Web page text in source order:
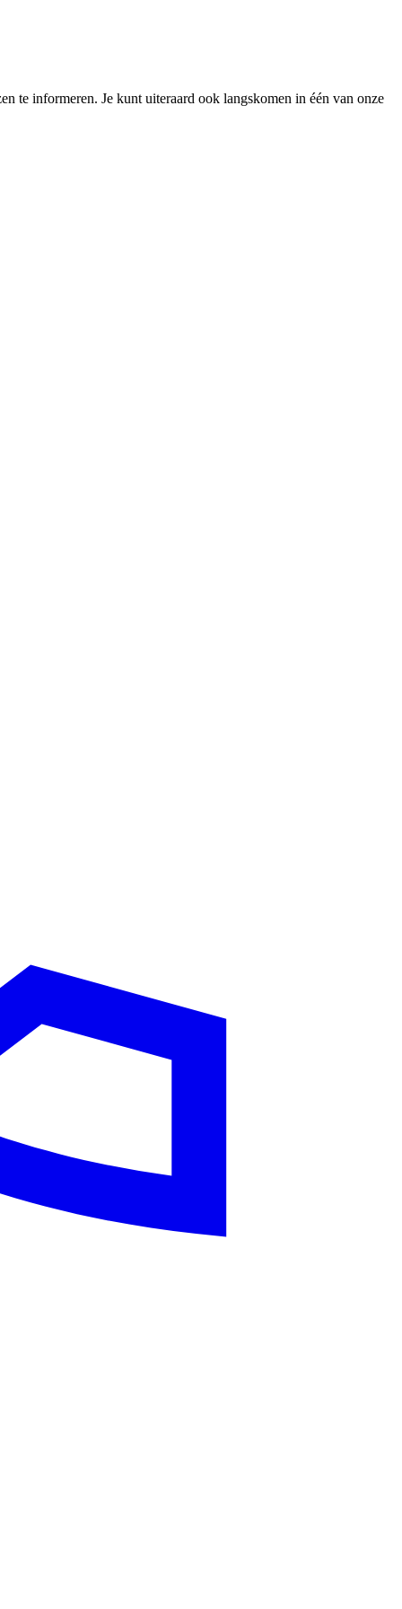
te informeren. Je kunt uiteraard ook langskomen in één van onze